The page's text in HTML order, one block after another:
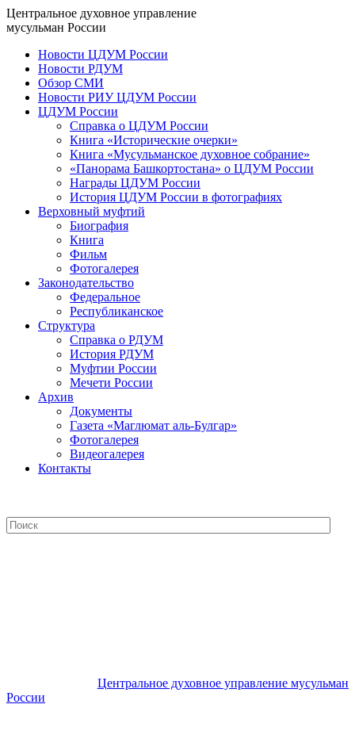
Центральное духовное управление
мусульман России
Новости ЦДУМ России
Новости РДУМ
Обзор СМИ
Новости РИУ ЦДУМ России
ЦДУМ России
Справка о ЦДУМ России
Книга «Исторические очерки»
Книга «Мусульманское духовное собрание»
«Панорама Башкортостана» о ЦДУМ России
Награды ЦДУМ России
История ЦДУМ России в фотографиях
Верховный муфтий
Биография
Книга
Фильм
Фотогалерея
Законодательство
Федеральное
Республиканское
Структура
Справка о РДУМ
История РДУМ
Муфтии России
Мечети России
Архив
Документы
Газета «Маглюмат аль-Булгар»
Фотогалерея
Видеогалерея
Контакты
Центральное духовное управление мусульман
России